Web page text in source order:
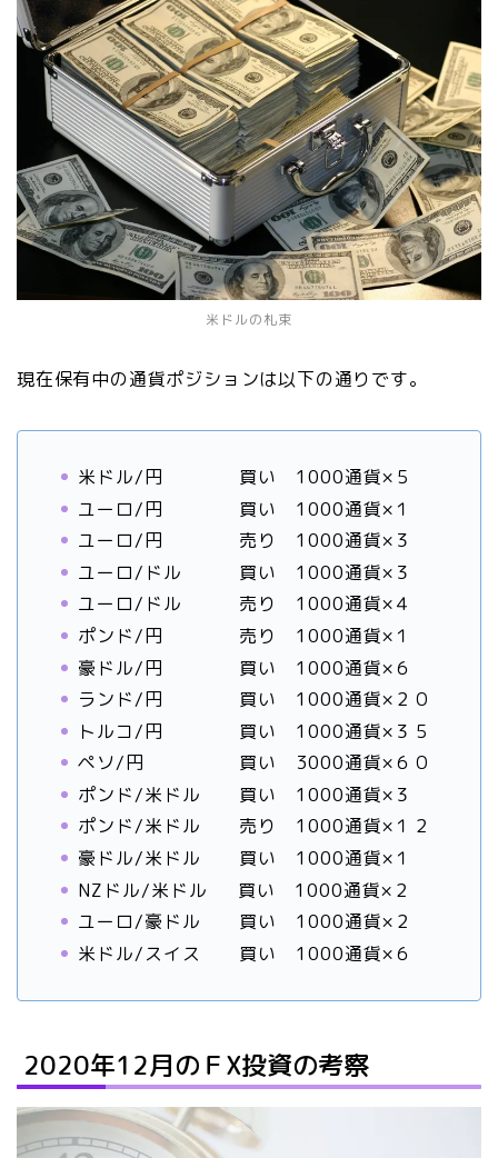
米ドルの札束
現在保有中の通貨ポジションは以下の通りです。
米ドル/円 買い 1000通貨×５
ユーロ/円 買い 1000通貨×１
ユーロ/円 売り 1000通貨×３
ユーロ/ドル 買い 1000通貨×３
ユーロ/ドル 売り 1000通貨×４
ポンド/円 売り 1000通貨×１
豪ドル/円 買い 1000通貨×６
ランド/円 買い 1000通貨×２０
トルコ/円 買い 1000通貨×３５
ペソ/円 買い 3000通貨×６０
ポンド/米ドル 買い 1000通貨×３
ポンド/米ドル 売り 1000通貨×１２
豪ドル/米ドル 買い 1000通貨×１
NZドル/米ドル 買い 1000通貨×２
ユーロ/豪ドル 買い 1000通貨×２
米ドル/スイス 買い 1000通貨×６
2020年12月のＦX投資の考察